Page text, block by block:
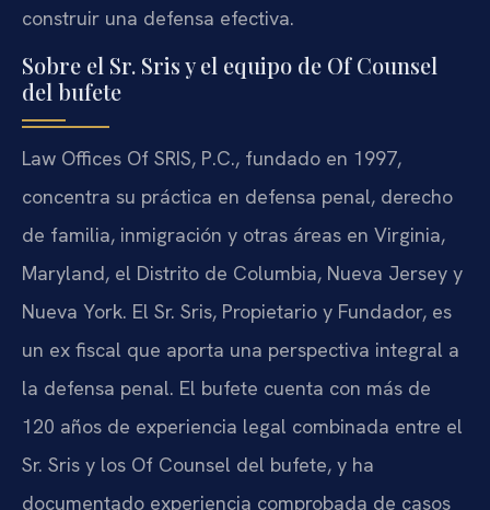
construir una defensa efectiva.
Sobre el Sr. Sris y el equipo de Of Counsel
del bufete
Law Offices Of SRIS, P.C., fundado en 1997,
concentra su práctica en defensa penal, derecho
de familia, inmigración y otras áreas en Virginia,
Maryland, el Distrito de Columbia, Nueva Jersey y
Nueva York. El Sr. Sris, Propietario y Fundador, es
un ex fiscal que aporta una perspectiva integral a
la defensa penal. El bufete cuenta con más de
120 años de experiencia legal combinada entre el
Sr. Sris y los Of Counsel del bufete, y ha
documentado experiencia comprobada de casos